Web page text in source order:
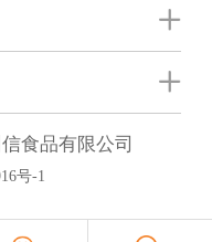
食品有限公司
号-1